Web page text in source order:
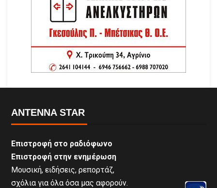
ANTENNA STAR
Επιστροφή στο ραδιόφωνο
Επιστροφή στην ενημέρωση
Μουσική, ειδήσεις, ρεπορτάζ,
σχόλια για όλα όσα μας αφορούν.